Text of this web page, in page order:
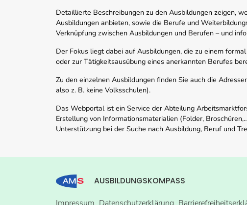
Detaillierte Beschreibungen zu den Ausbildungen zeigen,
Ausbildungen anbieten, sowie die Berufe und
Verknüpfung zwischen Ausbildungen und Berufen – und
Der Fokus liegt dabei auf Ausbildungen, die zu einem
oder zur Tätigkeitsausübung eines anerkannten Berufes
Zu den einzelnen Ausbildungen finden Sie auch die
also z. B. keine Volksschulen).
Das Webportal ist ein Service der Abteilung
Erstellung von Informationsmaterialien (Folder,
Unterstützung bei der Suche nach Ausbildung, Beruf und
AUSBILDUNGSKOMPASS